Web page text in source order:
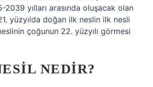
2039 yılları arasında oluşacak olan
yüzyılda doğan ilk neslin ilk nesli
çoğunun 22. yüzyılı görmesi
NEDIR?